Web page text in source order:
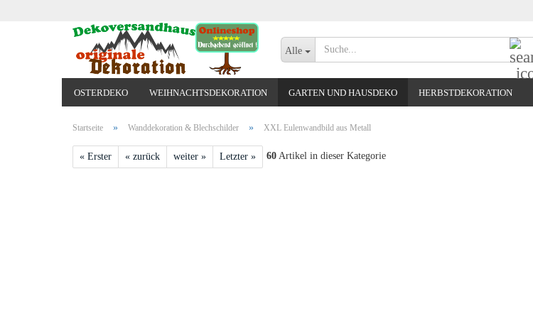
Alle
OSTERDEKO WEIHNACHTSDEKORATION GARTEN UND HAUSDEKO HERBSTDEKORATION
Startseite » Wanddekoration & Blechschilder » XXL Eulenwandbild aus Metall
« Erster « zurück weiter » Letzter » 60 Artikel in dieser Kategorie